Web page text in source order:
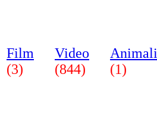
Film
(3)
Video
(844)
Animali
(1)